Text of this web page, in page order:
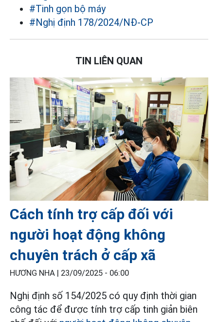
#Tinh gọn bộ máy
#Nghị định 178/2024/NĐ-CP
TIN LIÊN QUAN
Cách tính trợ cấp đối với
người hoạt động không
chuyên trách ở cấp xã
HƯƠNG NHA | 23/09/2025 - 06:00
Nghị định số 154/2025 có quy định thời gian
công tác để được tính trợ cấp tinh giản biên